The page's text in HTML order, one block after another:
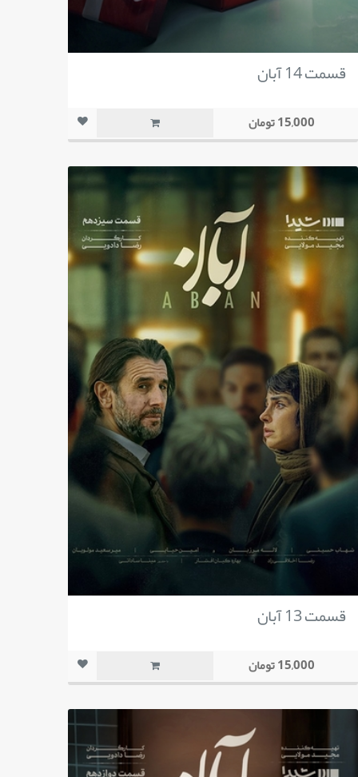
قسمت 14 آبان
15,000 تومان
قسمت 13 آبان
15,000 تومان